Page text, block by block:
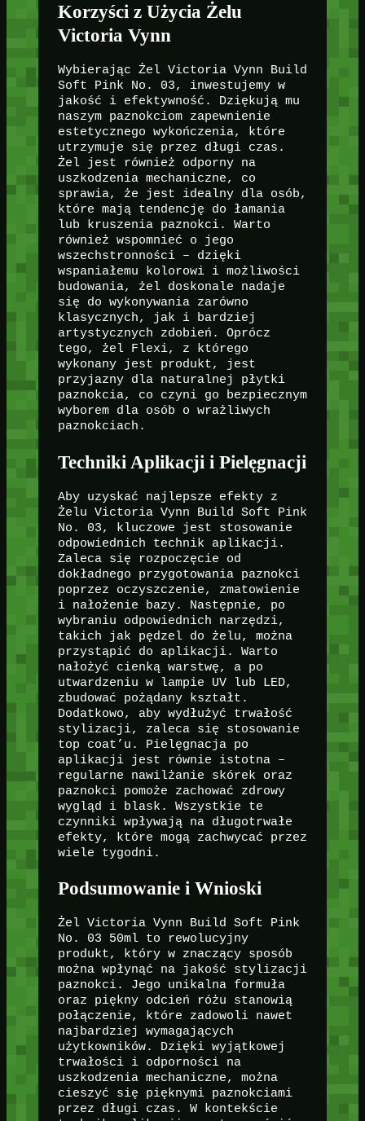
Korzyści z Użycia Żelu
Victoria Vynn
Wybierając Żel Victoria Vynn Build
Soft Pink No. 03, inwestujemy w
jakość i efektywność. Dziękują mu
naszym paznokciom zapewnienie
estetycznego wykończenia, które
utrzymuje się przez długi czas.
Żel jest również odporny na
uszkodzenia mechaniczne, co
sprawia, że jest idealny dla osób,
które mają tendencję do łamania
lub kruszenia paznokci. Warto
również wspomnieć o jego
wszechstronności – dzięki
wspaniałemu kolorowi i możliwości
budowania, żel doskonale nadaje
się do wykonywania zarówno
klasycznych, jak i bardziej
artystycznych zdobień. Oprócz
tego, żel Flexi, z którego
wykonany jest produkt, jest
przyjazny dla naturalnej płytki
paznokcia, co czyni go bezpiecznym
wyborem dla osób o wrażliwych
paznokciach.
Techniki Aplikacji i Pielęgnacji
Aby uzyskać najlepsze efekty z
Żelu Victoria Vynn Build Soft Pink
No. 03, kluczowe jest stosowanie
odpowiednich technik aplikacji.
Zaleca się rozpoczęcie od
dokładnego przygotowania paznokci
poprzez oczyszczenie, zmatowienie
i nałożenie bazy. Następnie, po
wybraniu odpowiednich narzędzi,
takich jak pędzel do żelu, można
przystąpić do aplikacji. Warto
nałożyć cienką warstwę, a po
utwardzeniu w lampie UV lub LED,
zbudować pożądany kształt.
Dodatkowo, aby wydłużyć trwałość
stylizacji, zaleca się stosowanie
top coat’u. Pielęgnacja po
aplikacji jest równie istotna –
regularne nawilżanie skórek oraz
paznokci pomoże zachować zdrowy
wygląd i blask. Wszystkie te
czynniki wpływają na długotrwałe
efekty, które mogą zachwycać przez
wiele tygodni.
Podsumowanie i Wnioski
Żel Victoria Vynn Build Soft Pink
No. 03 50ml to rewolucyjny
produkt, który w znaczący sposób
można wpłynąć na jakość stylizacji
paznokci. Jego unikalna formuła
oraz piękny odcień różu stanowią
połączenie, które zadowoli nawet
najbardziej wymagających
użytkowników. Dzięki wyjątkowej
trwałości i odporności na
uszkodzenia mechaniczne, można
cieszyć się pięknymi paznokciami
przez długi czas. W kontekście